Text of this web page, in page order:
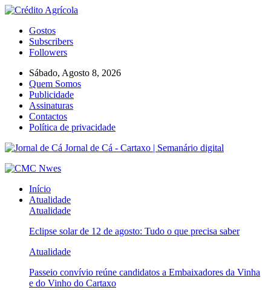
Gostos
Subscribers
Followers
Sábado, Agosto 8, 2026
Quem Somos
Publicidade
Assinaturas
Contactos
Política de privacidade
Jornal de Cá - Cartaxo | Semanário digital
Início
Atualidade
Atualidade
Eclipse solar de 12 de agosto: Tudo o que precisa saber
Atualidade
Passeio convívio reúne candidatos a Embaixadores da Vinha
e do Vinho do Cartaxo